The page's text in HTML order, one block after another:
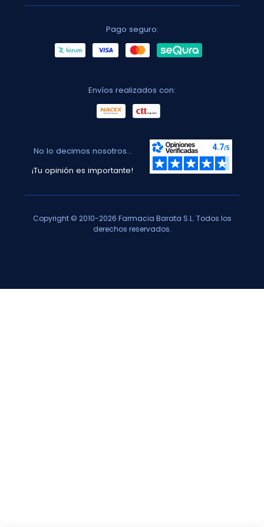
Pago seguro:
Envíos realizados con:
No lo decimos nosotros...
¡Tu opinión es importante!
Copyright © 2010-2026 Farmacia Barata S.L. Todos los
derechos reservados.